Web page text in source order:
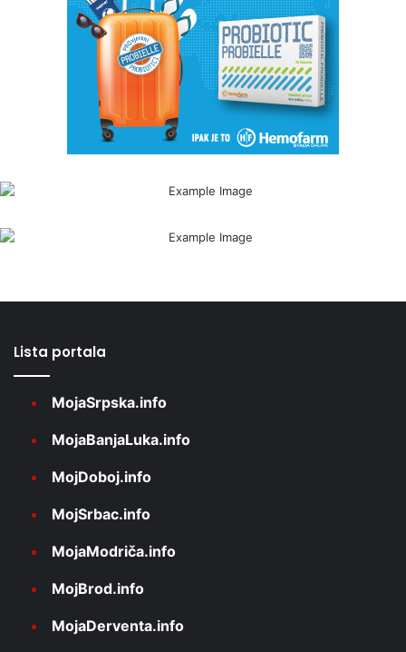
Lista portala
MojaSrpska.info
MojaBanjaLuka.info
MojDoboj.info
MojSrbac.info
MojaModriča.info
MojBrod.info
MojaDerventa.info